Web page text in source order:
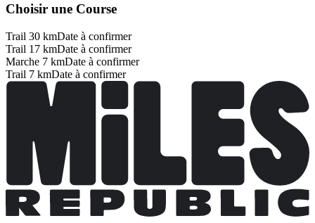
Choisir une Course
Trail 30 kmDate à confirmer
Trail 17 kmDate à confirmer
Marche 7 kmDate à confirmer
Trail 7 kmDate à confirmer